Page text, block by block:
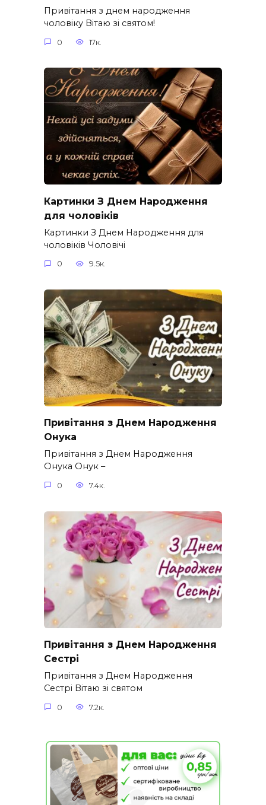
Привітання з днем народження
чоловіку Вітаю зі святом!
0 17к.
Картинки З Днем Народження
для чоловіків​
Картинки З Днем Народження для
чоловіків​ Чоловічі
0 9.5к.
Привітання з Днем Народження
Онука
Привітання з Днем Народження
Онука Онук –
0 7.4к.
Привітання з Днем Народження
Сестрі
Привітання з Днем Народження
Сестрі Вітаю зі святом
0 7.2к.